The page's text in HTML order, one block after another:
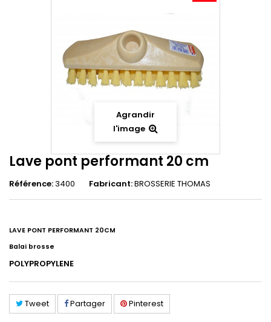
Agrandir
l'image
Lave pont performant 20 cm
Référence:3400 Fabricant:BROSSERIE THOMAS
LAVE PONT PERFORMANT 20CM
Balai brosse
POLYPROPYLENE
Tweet Partager Pinterest